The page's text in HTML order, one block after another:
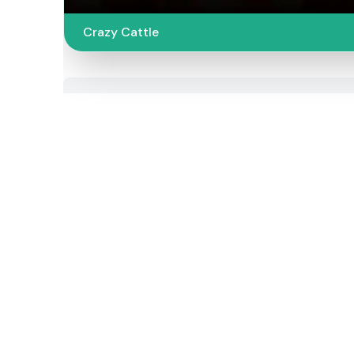
Crazy Cattle